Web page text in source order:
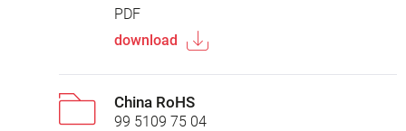
PDF
download
China RoHS
99 5109 75 04